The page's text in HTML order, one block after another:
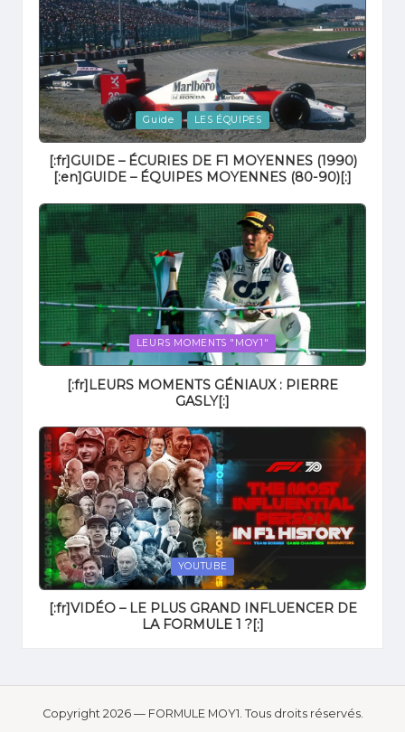
Posted
in
Guide LES ÉQUIPES
[:fr]GUIDE – ÉCURIES DE F1 MOYENNES (1990)
[:en]GUIDE – ÉQUIPES MOYENNES (80-90)[:]
Posted
LEURS MOMENTS "MOY1"
[:fr]LEURS MOMENTS GÉNIAUX : PIERRE
GASLY[:]
Posted
in
YOUTUBE
[:fr]VIDÉO – LE PLUS GRAND INFLUENCER DE
LA FORMULE 1 ?[:]
Copyright 2026 — FORMULE MOY1. Tous droits réservés.